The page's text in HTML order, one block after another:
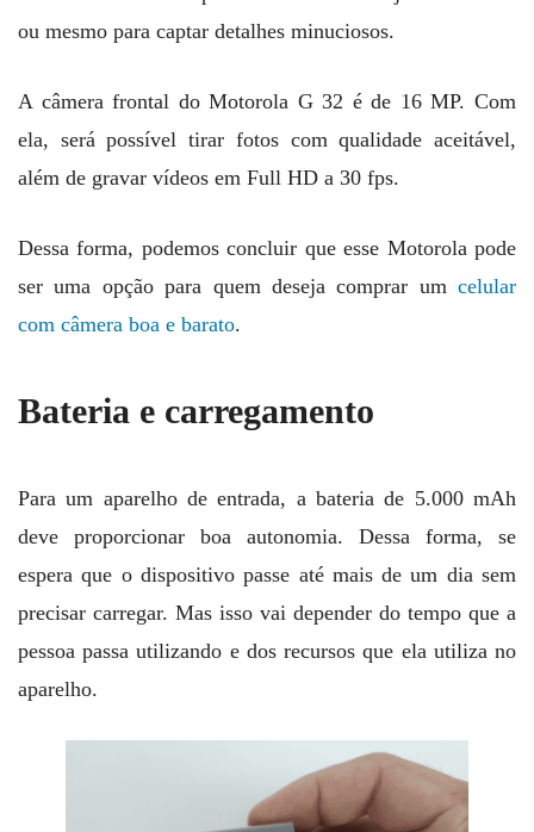
ou mesmo para captar detalhes minuciosos.
A câmera frontal do Motorola G 32 é de 16 MP. Com
ela, será possível tirar fotos com qualidade aceitável,
além de gravar vídeos em Full HD a 30 fps.
Dessa forma, podemos concluir que esse Motorola pode
ser uma opção para quem deseja comprar um celular
com câmera boa e barato.
Bateria e carregamento
Para um aparelho de entrada, a bateria de 5.000 mAh
deve proporcionar boa autonomia. Dessa forma, se
espera que o dispositivo passe até mais de um dia sem
precisar carregar. Mas isso vai depender do tempo que a
pessoa passa utilizando e dos recursos que ela utiliza no
aparelho.